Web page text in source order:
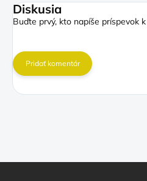
Diskusia
Buďte prvý, kto napíše príspevok
Pridať komentár